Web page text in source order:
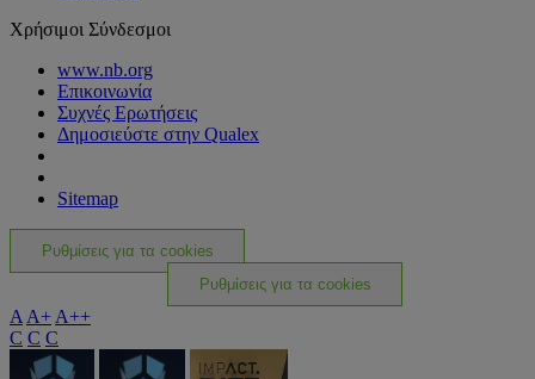
Χρήσιμοι Σύνδεσμοι
www.nb.org
Επικοινωνία
Συχνές Ερωτήσεις
Δημοσιεύστε στην Qualex
Sitemap
Ρυθμίσεις για τα cookies
Ρυθμίσεις για τα cookies
AA+A++
C C C